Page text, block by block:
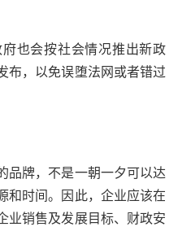
也会按社会情况推出新政
布，以免误堕法网或者错过
品牌，不是一朝一夕可以达
和时间。因此，企业应该在
业销售及发展目标、财政安